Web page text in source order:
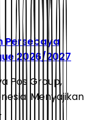
Persebaya
2026/2027
Pos Group,
Menyajikan